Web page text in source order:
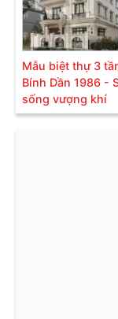
Mẫu biệt thự 3
Bính Dần 1986 -
sống vượng khí